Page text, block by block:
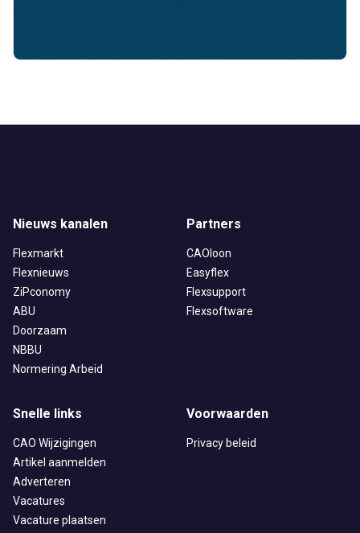
Nieuws kanalen
Flexmarkt
Flexnieuws
ZiPconomy
ABU
Doorzaam
NBBU
Normering Arbeid
Partners
CAOloon
Easyflex
Flexsupport
Flexsoftware
Snelle links
CAO Wijzigingen
Artikel aanmelden
Adverteren
Vacatures
Vacature plaatsen
Voorwaarden
Privacy beleid